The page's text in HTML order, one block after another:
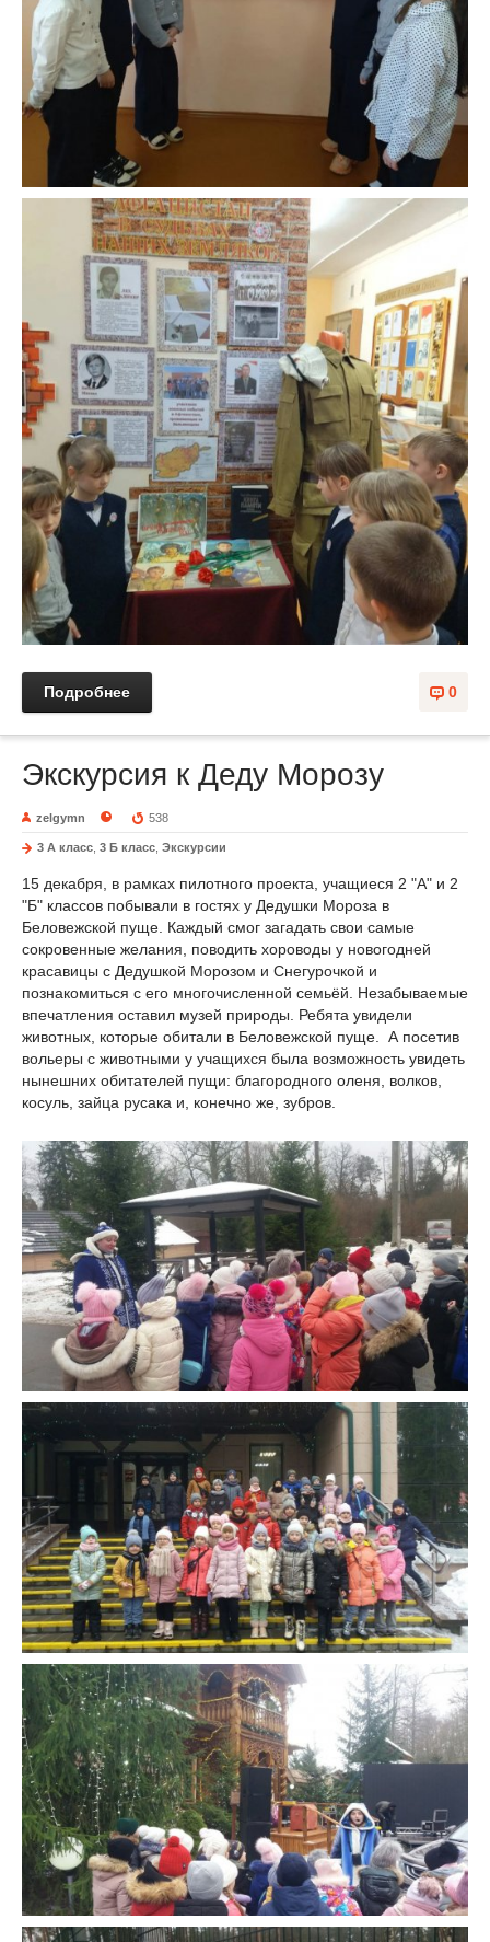
0
Подробнее
Экскурсия к Деду Морозу
zelgymn 538
3 А класс 3 Б класс Экскурсии
15 декабря, в рамках пилотного проекта, учащиеся 2 "А" и 2
"Б" классов побывали в гостях у Дедушки Мороза в
Беловежской пуще. Каждый смог загадать свои самые
сокровенные желания, поводить хороводы у новогодней
красавицы с Дедушкой Морозом и Снегурочкой и
познакомиться с его многочисленной семьёй. Незабываемые
впечатления оставил музей природы. Ребята увидели
животных, которые обитали в Беловежской пуще. А посетив
вольеры с животными у учащихся была возможность увидеть
нынешних обитателей пущи: благородного оленя, волков,
косуль, зайца русака и, конечно же, зубров.